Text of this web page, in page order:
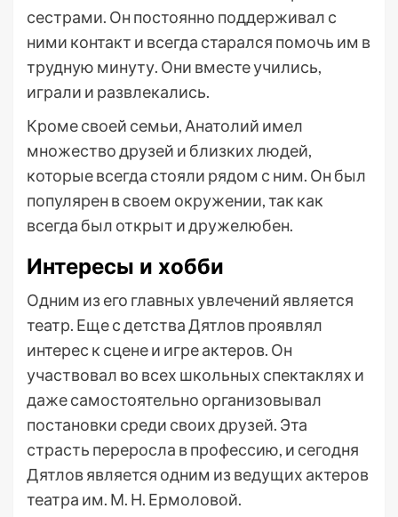
сестрами. Он постоянно поддерживал с
ними контакт и всегда старался помочь им в
трудную минуту. Они вместе учились,
играли и развлекались.
Кроме своей семьи, Анатолий имел
множество друзей и близких людей,
которые всегда стояли рядом с ним. Он был
популярен в своем окружении, так как
всегда был открыт и дружелюбен.
Интересы и хобби
Одним из его главных увлечений является
театр. Еще с детства Дятлов проявлял
интерес к сцене и игре актеров. Он
участвовал во всех школьных спектаклях и
даже самостоятельно организовывал
постановки среди своих друзей. Эта
страсть переросла в профессию, и сегодня
Дятлов является одним из ведущих актеров
театра им. М. Н. Ермоловой.